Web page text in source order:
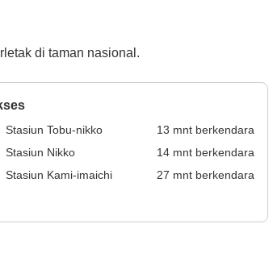
di taman nasional.
Stasiun Tobu-nikko 13 mnt berkendara
Stasiun Nikko
14mnt berkendara
Stasiun Kami-imaichi
27 mnt berkendara